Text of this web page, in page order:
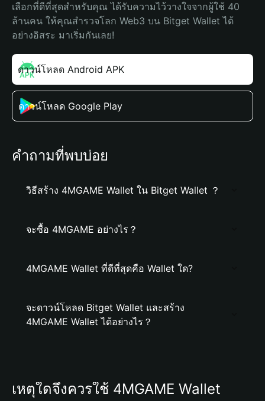
เลือกที่ดีที่สุดสำหรับคุณ ได้รับความไว้วางใจจากผู้ใช้ 40
ล้านคน ให้คุณสำรวจโลก Web3 บน Bitget Wallet ได้
อย่างอิสระ มาเริ่มกันเลย!
ดาวน์โหลด Android APK
ดาวน์โหลด Google Play
คำถามที่พบบ่อย
วิธีสร้าง 4MGAME Wallet ใน Bitget Wallet ？
จะซื้อ 4MGAME อย่างไร？
4MGAME Wallet ที่ดีที่สุดคือ Wallet ใด?
จะดาวน์โหลด Bitget Wallet และสร้าง
4MGAME Wallet ได้อย่างไร？
เหตุใดจึงควรใช้ 4MGAME Wallet